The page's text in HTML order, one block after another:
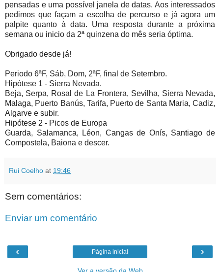
pensadas e uma possível janela de datas. Aos interessados
pedimos que façam a escolha de percurso e já agora um
palpite quanto à data. Uma resposta durante a próxima
semana ou inicio da 2ª quinzena do mês seria óptima.
Obrigado desde já!
Periodo 6ªF, Sáb, Dom, 2ªF, final de Setembro.
Hipótese 1 - Sierra Nevada.
Beja, Serpa, Rosal de La Frontera, Sevilha, Sierra Nevada,
Malaga, Puerto Banús, Tarifa, Puerto de Santa Maria, Cadiz,
Algarve e subir.
Hipótese 2 - Picos de Europa
Guarda, Salamanca, Léon, Cangas de Onís, Santiago de
Compostela, Baiona e descer.
Rui Coelho at 19:46
Sem comentários:
Enviar um comentário
‹ ›
Página inicial